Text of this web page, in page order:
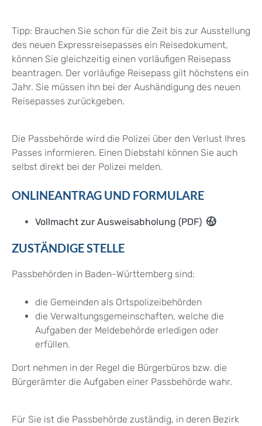
Tipp: Brauchen Sie schon für die Zeit bis zur Ausstellung
des neuen Expressreisepasses ein Reisedokument,
können Sie gleichzeitig einen vorläufigen Reisepass
beantragen. Der vorläufige Reisepass gilt höchstens ein
Jahr. Sie müssen ihn bei der Aushändigung des neuen
Reisepasses zurückgeben.
Die Passbehörde wird die Polizei über den Verlust Ihres
Passes informieren. Einen Diebstahl können Sie auch
selbst direkt bei der Polizei melden.
ONLINEANTRAG UND FORMULARE
Vollmacht zur Ausweisabholung (PDF)
ZUSTÄNDIGE STELLE
Passbehörden in Baden-Württemberg sind:
die Gemeinden als Ortspolizeibehörden
die Verwaltungsgemeinschaften, welche die
Aufgaben der Meldebehörde erledigen oder
erfüllen.
Dort nehmen in der Regel die Bürgerbüros bzw. die
Bürgerämter die Aufgaben einer Passbehörde wahr.
Für Sie ist die Passbehörde zuständig, in deren Bezirk